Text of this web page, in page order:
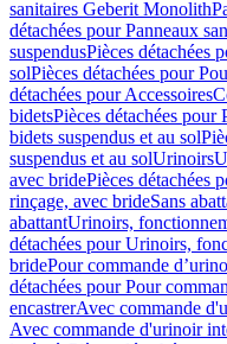
sanitaires Geberit Monolith
détachées pour Panneaux
suspendusPièces détachées
solPièces détachées pour
détachées pour Accessoires
bidetsPièces détachées pour
bidets suspendus et au sol
suspendus et au solUrinoirs
avec bridePièces détachées
rinçage, avec brideSans
abattantUrinoirs,
détachées pour Urinoirs,
bridePour commande
détachées pour Pour
encastrerAvec commande
Avec commande d'urinoir